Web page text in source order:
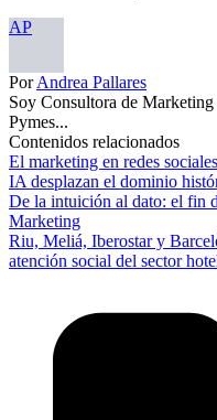
AP
PorAndrea Pallares
Soy Consultora de
Pymes...
Contenidos relacionados
El marketing en redes
IA desplazan el dominio
De la intuición al dato: el fin
Marketing
Riu, Meliá, Iberostar y
atención social del sector